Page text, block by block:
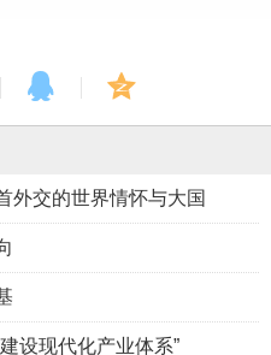
外交的世界情怀与大国
设现代化产业体系”